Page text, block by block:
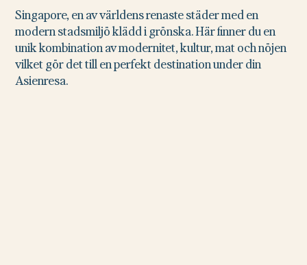
Singapore, en av världens renaste städer med en
modern stadsmiljö klädd i grönska. Här finner du en
unik kombination av modernitet, kultur, mat och nöjen
vilket gör det till en perfekt destination under din
Asienresa.